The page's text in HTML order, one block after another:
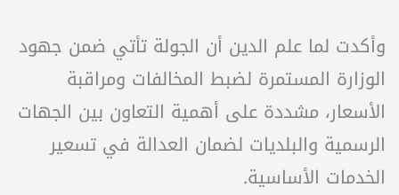
وأكدت لما علم الدين أن الجولة تأتي ضمن جهود
الوزارة المستمرة لضبط المخالفات ومراقبة
الأسعار، مشددة على أهمية التعاون بين الجهات
الرسمية والبلديات لضمان العدالة في تسعير
الخدمات الأساسية.